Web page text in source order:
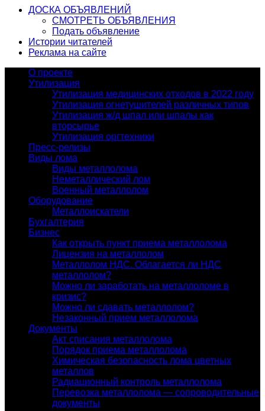
ДОСКА ОБЪЯВЛЕНИЙ
СМОТРЕТЬ ОБЪЯВЛЕНИЯ
Подать объявление
Истории читателей
Реклама на сайте
О проекте
Утилизация
Утилизация медицинских отходов в 2022 году
Утилизация огнетушителей различных типов
Утилизация ж/д шпал или шпалы как
вторсырье
Утилизация оргтехники
Пресс-релизы
Виды лома
Виды металлолома
Неметаллический лом
Военный металлолом
Оборудование
Металлоискатели
Бухгалтерия
Бизнес
Как открыть пункт приема металлолома
Лицензия на металлолом
Металлолом НДС. Облагается ли НДС
металлолом?
Можно ли заработать на металлоломе в
кризис?
Можно ли сдавать металлолом?
Незаконный прием металлолома
Документы
Акт списания металлолома
Порядок приема металлолома
Химическая безопасность лома цветных
металлов
Радиационный контроль металлолома
Перевозка металлолома — сопроводительные
документы